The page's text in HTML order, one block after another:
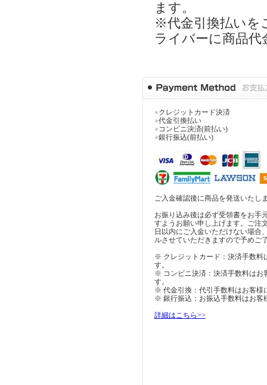
ます。
※代金引換払いを
ライバーに商品
●クレジットカード決済
●代金引換払い
●コンビニ決済(前払い)
●銀行振込(前払い)
ご入金確認後に商品を発送いたし
お振り込み後は必ず受領書をお手
すようお願い申し上げます。ご注
日以内にご入金いただけない場合
ルさせていただきますので予めご
※ クレジットカード：決済手数料
す。
※ コンビニ決済：決済手数料はお
す。
※ 代金引換：代引手数料はお客様
※ 銀行振込：お振込手数料はお客
詳細はこちら>>